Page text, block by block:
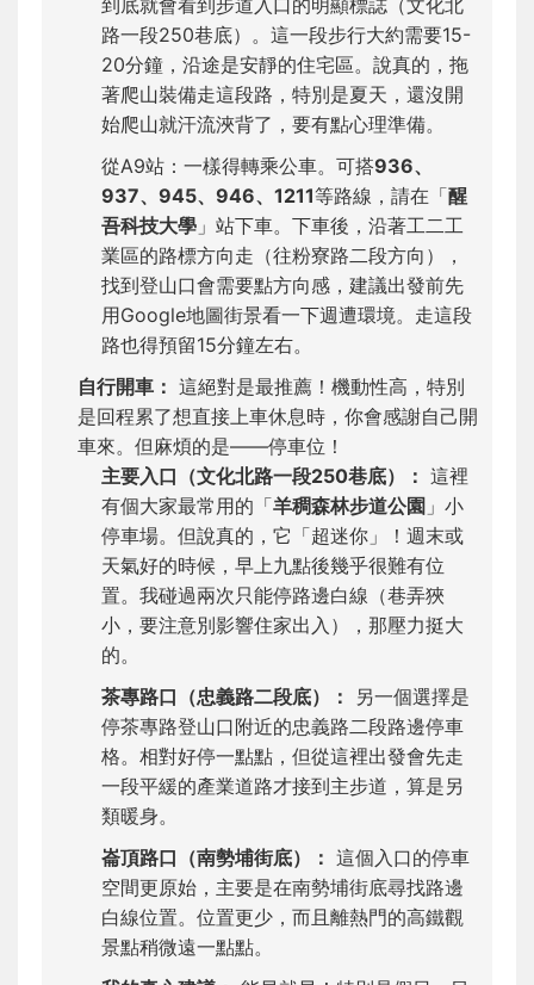
到底就會看到步道入口的明顯標誌（文化北
路一段250巷底）。這一段步行大約需要15-
20分鐘，沿途是安靜的住宅區。說真的，拖
著爬山裝備走這段路，特別是夏天，還沒開
始爬山就汗流浹背了，要有點心理準備。
從A9站：一樣得轉乘公車。可搭936、
937、945、946、1211等路線，請在「醒
吾科技大學 」站下車。下車後，沿著工二工
業區的路標方向走（往粉寮路二段方向），
找到登山口會需要點方向感，建議出發前先
用Google地圖街景看一下週遭環境。走這段
路也得預留15分鐘左右。
自行開車： 這絕對是最推薦！機動性高，特別
是回程累了想直接上車休息時，你會感謝自己開
車來。但麻煩的是——停車位！
主要入口（文化北路一段250巷底）： 這裡
有個大家最常用的「羊稠森林步道公園 」小
停車場。但說真的，它「超迷你」！週末或
天氣好的時候，早上九點後幾乎很難有位
置。我碰過兩次只能停路邊白線（巷弄狹
小，要注意別影響住家出入），那壓力挺大
的。
茶專路口（忠義路二段底）：
另一個選擇是
停茶專路登山口附近的忠義路二段路邊停車
格。相對好停一點點，但從這裡出發會先走
一段平緩的產業道路才接到主步道，算是另
類暖身。
崙頂路口（南勢埔街底）： 這個入口的停車
空間更原始，主要是在南勢埔街底尋找路邊
白線位置。位置更少，而且離熱門的高鐵觀
景點稍微遠一點點。